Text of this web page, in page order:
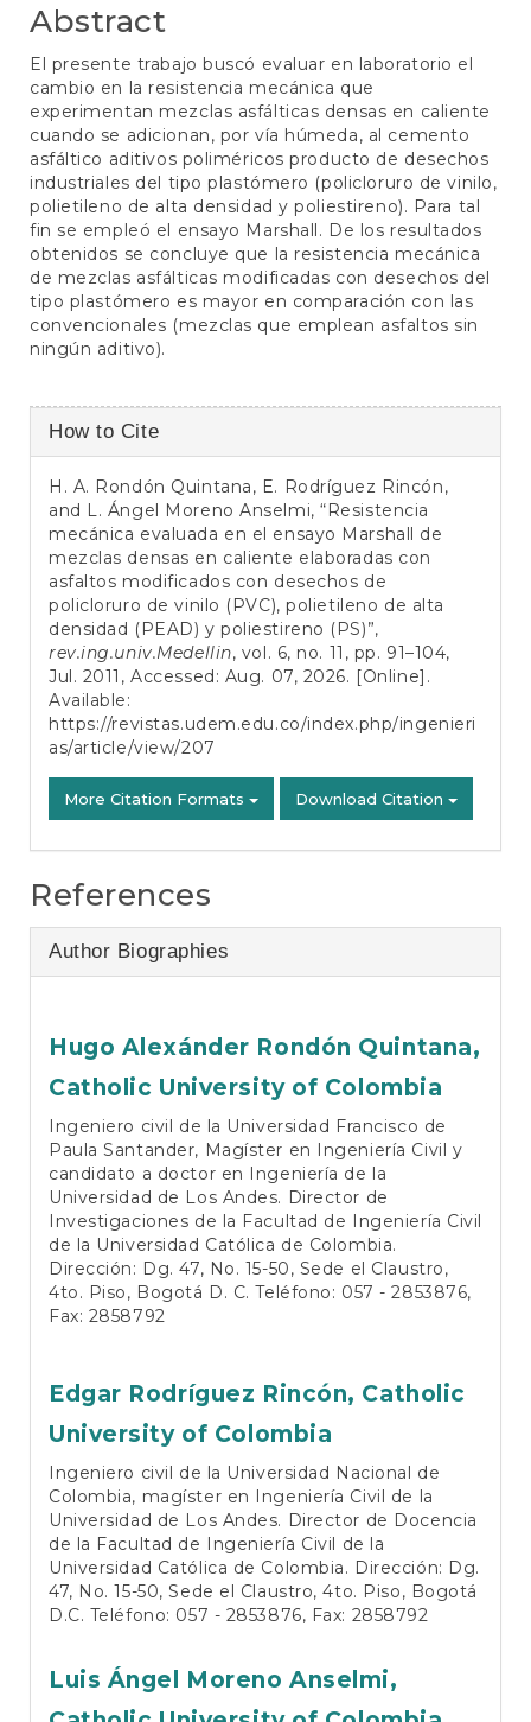
Abstract
El presente trabajo buscó evaluar en laboratorio el
cambio en la resistencia mecánica que
experimentan mezclas asfálticas densas en caliente
cuando se adicionan, por vía húmeda, al cemento
asfáltico aditivos poliméricos producto de desechos
industriales del tipo plastómero (policloruro de vinilo,
polietileno de alta densidad y poliestireno). Para tal
fin se empleó el ensayo Marshall. De los resultados
obtenidos se concluye que la resistencia mecánica
de mezclas asfálticas modificadas con desechos del
tipo plastómero es mayor en comparación con las
convencionales (mezclas que emplean asfaltos sin
ningún aditivo).
Article
Details
How to Cite
H. A. Rondón Quintana, E. Rodríguez Rincón,
and L. Ángel Moreno Anselmi, “Resistencia
mecánica evaluada en el ensayo Marshall de
mezclas densas en caliente elaboradas con
asfaltos modificados con desechos de
policloruro de vinilo (PVC), polietileno de alta
densidad (PEAD) y poliestireno (PS)”,
rev.ing.univ.Medellin, vol. 6, no. 11, pp. 91–104,
Jul. 2011, Accessed: Aug. 07, 2026. [Online].
Available:
https://revistas.udem.edu.co/index.php/ingenieri
as/article/view/207
More Citation Formats Download Citation
References
Author Biographies
Hugo Alexánder Rondón Quintana,
Catholic University of Colombia
Ingeniero civil de la Universidad Francisco de
Paula Santander, Magíster en Ingeniería Civil y
candidato a doctor en Ingeniería de la
Universidad de Los Andes. Director de
Investigaciones de la Facultad de Ingeniería Civil
de la Universidad Católica de Colombia.
Dirección: Dg. 47, No. 15-50, Sede el Claustro,
4to. Piso, Bogotá D. C. Teléfono: 057 - 2853876,
Fax: 2858792
Edgar Rodríguez Rincón, Catholic
University of Colombia
Ingeniero civil de la Universidad Nacional de
Colombia, magíster en Ingeniería Civil de la
Universidad de Los Andes. Director de Docencia
de la Facultad de Ingeniería Civil de la
Universidad Católica de Colombia. Dirección: Dg.
47, No. 15-50, Sede el Claustro, 4to. Piso, Bogotá
D.C. Teléfono: 057 - 2853876, Fax: 2858792
Luis Ángel Moreno Anselmi,